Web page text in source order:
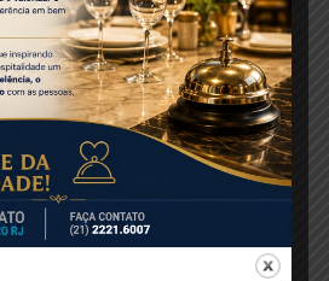
do avião, dois fenômenos
os voos mais longos,
o Sudeste ou
relevância; e houve
do movimento de
para capitais, como as
para Fortaleza.